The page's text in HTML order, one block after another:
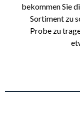
bekommen Sie
Sortiment zu
Probe zu